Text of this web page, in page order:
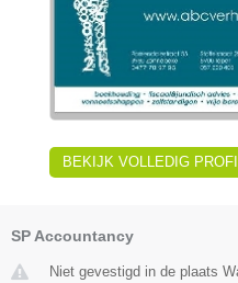
BEKIJK VOLLEDIG
SP Accountancy
Niet gevestigd in de plaats